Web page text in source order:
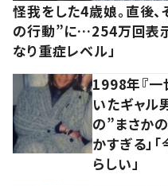
怪我をした4歳娘。直後
の行動”に…254万回表示
なり重症レベル」
1998年『一
いたギャル
の”まさかの
かすぎる」
らしい」